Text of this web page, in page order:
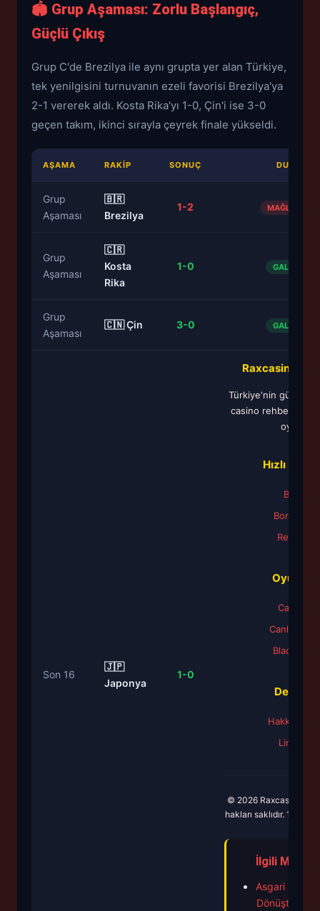
🏟️ Grup Aşaması: Zorlu Başlangıç,
Güçlü Çıkış
Grup C'de Brezilya ile aynı grupta yer alan Türkiye,
tek yenilgisini turnuvanın ezeli favorisi Brezilya'ya
2-1 vererek aldı. Kosta Rika'yı 1-0, Çin'i ise 3-0
geçen takım, ikinci sırayla çeyrek finale yükseldi.
AŞAMA RAKIP SONUÇ DURUM
Grup
Aşaması
🇧🇷
Brezilya
1-2 MAĞLUBIYET
Grup
Aşaması
🇨🇷
Kosta
Rika
1-0 GALİBİYET
Grup
Aşaması
🇨🇳 Çin 3-0 GALİBİYET
Son 16
🇯🇵
Japonya
1-0
Raxcasino
Türkiye'nin güvenilir
casino rehberi. 18+
oyun.
Hızlı
Blog
Bonuslar
Rehber
Oyunlar
Casino
Canlı Bahis
Blackjack
Destek
Hakkımızda
Linkler
© 2026 Raxcasino
hakları saklıdır. 18+
İlgili
Asgari Ücret
Dönüştü! 30